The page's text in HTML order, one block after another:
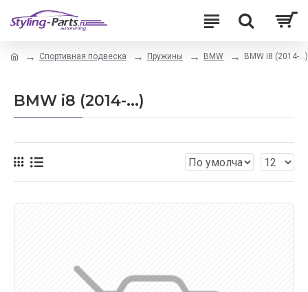
Спортивная подвеска Пружины BMW BMW i8 (2014-...)
BMW i8 (2014-...)